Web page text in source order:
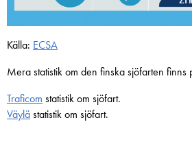
Källa: ECSA
Mera statistik om den finska sjöfarten finns
Traficom statistik om sjöfart.
Väylästatistik om sjöfart.